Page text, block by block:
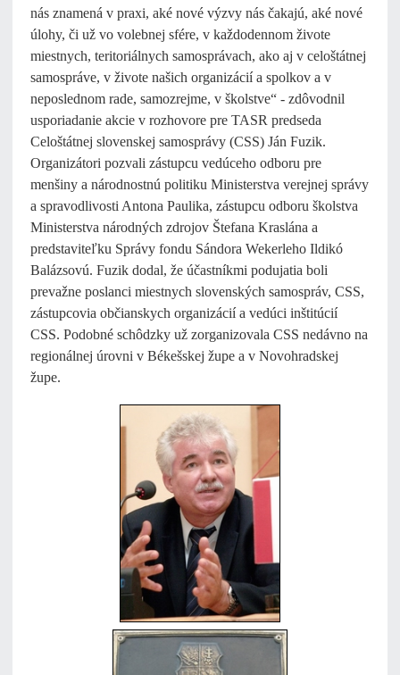
nás znamená v praxi, aké nové výzvy nás čakajú, aké nové
úlohy, či už vo volebnej sfére, v každodennom živote
miestnych, teritoriálnych samosprávach, ako aj v celoštátnej
samospráve, v živote našich organizácií a spolkov a v
neposlednom rade, samozrejme, v školstve“ - zdôvodnil
usporiadanie akcie v rozhovore pre TASR predseda
Celoštátnej slovenskej samosprávy (CSS) Ján Fuzik.
Organizátori pozvali zástupcu vedúceho odboru pre
menšiny a národnostnú politiku Ministerstva verejnej správy
a spravodlivosti Antona Paulika, zástupcu odboru školstva
Ministerstva národných zdrojov Štefana Kraslána a
predstaviteľku Správy fondu Sándora Wekerleho Ildikó
Balázsovú. Fuzik dodal, že účastníkmi podujatia boli
prevažne poslanci miestnych slovenských samospráv, CSS,
zástupcovia občianskych organizácií a vedúci inštitúcií
CSS. Podobné schôdzky už zorganizovala CSS nedávno na
regionálnej úrovni v Békešskej župe a v Novohradskej
župe.